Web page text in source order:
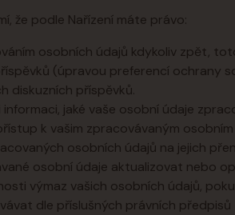
že podle Nařízení máte právo:
osobních údajů kdykoliv zpět,
(úpravou preferencí ochrany
diskuzních příspěvků.
jaké vaše osobní údaje
k vašim zpracovávaným
osobních údajů na jejich
osobní údaje aktualizovat nebo
výmaz vašich osobních údajů,
dle příslušných právních předpisů